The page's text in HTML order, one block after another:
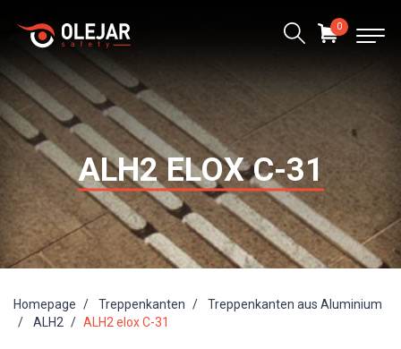
ALH2 ELOX C-31
Homepage Treppenkanten
Treppenkanten aus Aluminium
ALH2
ALH2 elox C-31
0